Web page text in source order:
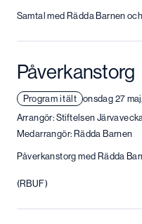
Samtal med Rädda Barnen
Påverkanstorg
Program i tält onsdag 27
Arrangör: Stiftelsen
Medarrangör: Rädda Barnen
Påverkanstorg med Rädda
(RBUF)